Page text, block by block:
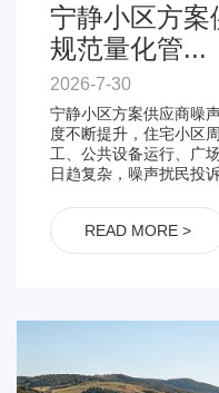
宁静小区方案
规范量化管...
2026-7-30
宁静小区方案供应商噪
度不断提升，住宅小区
工、公共设备运行、广
日趋复杂，噪声扰民投
READ MORE >